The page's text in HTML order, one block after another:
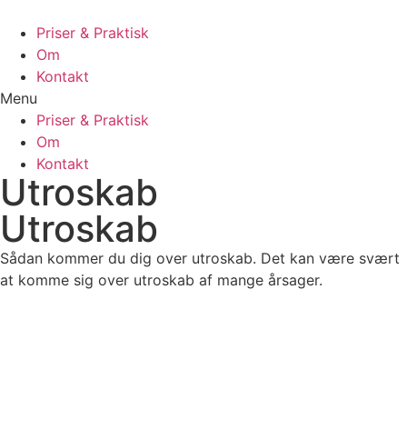
Priser & Praktisk
Om
Kontakt
Menu
Priser & Praktisk
Om
Kontakt
Utroskab
Utroskab
Sådan kommer du dig over utroskab. Det kan være svært
at komme sig over utroskab af mange årsager.